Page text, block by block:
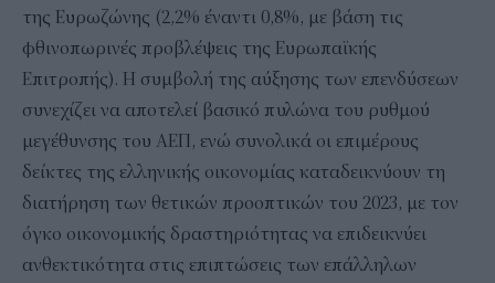
της Ευρωζώνης (2,2% έναντι 0,8%, με βάση τις
φθινοπωρινές προβλέψεις της Ευρωπαϊκής
Επιτροπής). Η συμβολή της αύξησης των επενδύσεων
συνεχίζει να αποτελεί βασικό πυλώνα του ρυθμού
μεγέθυνσης του ΑΕΠ, ενώ συνολικά οι επιμέρους
δείκτες της ελληνικής οικονομίας καταδεικνύουν τη
διατήρηση των θετικών προοπτικών του 2023, με τον
όγκο οικονομικής δραστηριότητας να επιδεικνύει
ανθεκτικότητα στις επιπτώσεις των επάλληλων